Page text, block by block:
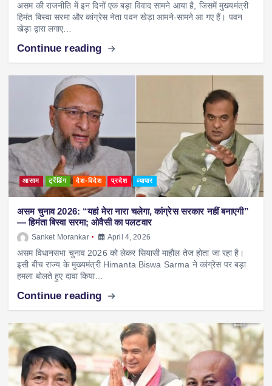
असम की राजनीति में इन दिनों एक बड़ा विवाद सामने आया है, जिसमें मुख्यमंत्री
हिमंत बिस्वा सरमा और कांग्रेस नेता पवन खेड़ा आमने-सामने आ गए हैं। पवन
खेड़ा द्वारा लगाए…
Continue reading
आसाम ट्रेंडिंग देश-विदेश प्रदेश व्यापार
असम चुनाव 2026: “यहां मेरा नारा चलेगा, कांग्रेस सरकार नहीं बनाएगी”
— हिमंता बिस्वा सरमा; ओवैसी का पलटवार
Sanket Morankar April 4, 2026
असम विधानसभा चुनाव 2026 को लेकर सियासी माहौल तेज होता जा रहा है।
इसी बीच राज्य के मुख्यमंत्री Himanta Biswa Sarma ने कांग्रेस पर बड़ा
हमला बोलते हुए दावा किया…
Continue reading